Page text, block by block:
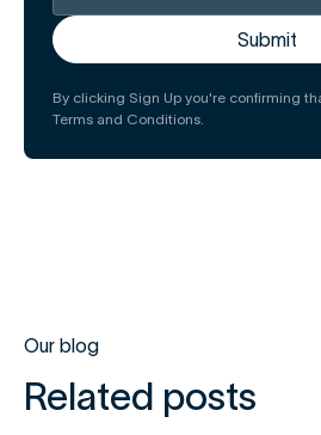
By clicking Sign Up you're confirming
Terms and Conditions.
Our blog
Related posts